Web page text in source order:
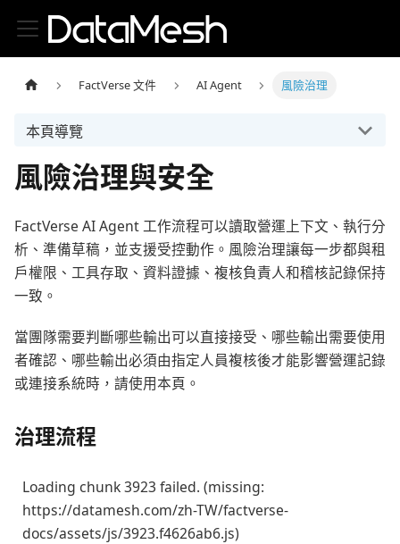
FactVerse 文件 AI Agent 風險治理
本頁導覽
風險治理與安全
FactVerse AI Agent 工作流程可以讀取營運上下文、執行分
析、準備草稿，並支援受控動作。風險治理讓每一步都與租
戶權限、工具存取、資料證據、複核負責人和稽核記錄保持
一致。
當團隊需要判斷哪些輸出可以直接接受、哪些輸出需要使用
者確認、哪些輸出必須由指定人員複核後才能影響營運記錄
或連接系統時，請使用本頁。
治理流程
Loading chunk 3923 failed. (missing:
https://datamesh.com/zh-TW/factverse-
docs/assets/js/3923.f4626ab6.js)